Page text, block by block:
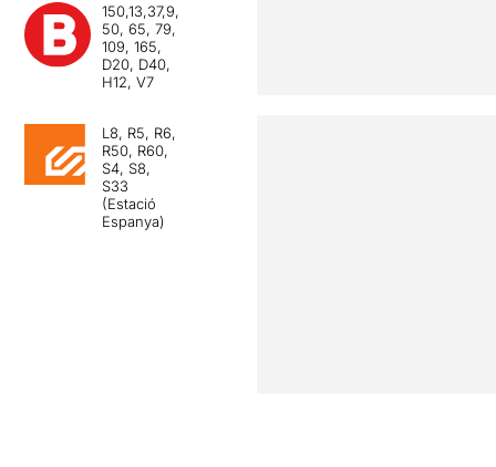
150,13,37,9,
50, 65, 79,
109, 165,
D20, D40,
H12, V7
L8, R5, R6,
R50, R60,
S4, S8,
S33
(Estació
Espanya)